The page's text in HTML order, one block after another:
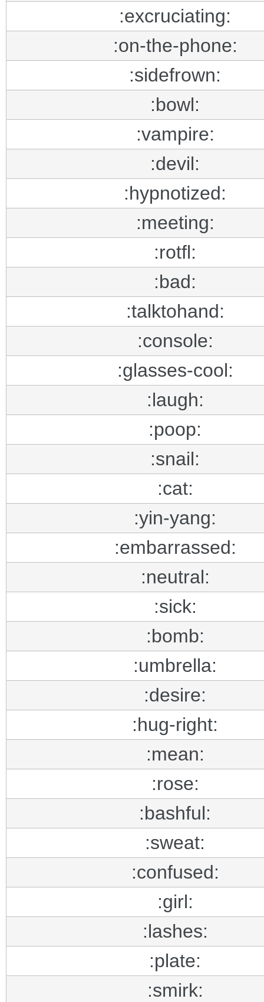
:excruciating:
:on-the-phone:
:sidefrown:
:bowl:
:vampire:
:devil:
:hypnotized:
:meeting:
:rotfl:
:bad:
:talktohand:
:console:
:glasses-cool:
:laugh:
:poop:
:snail:
:cat:
:yin-yang:
:embarrassed:
:neutral:
:sick:
:bomb:
:umbrella:
:desire:
:hug-right:
:mean:
:rose:
:bashful:
:sweat:
:confused:
:girl:
:lashes:
:plate:
:smirk: